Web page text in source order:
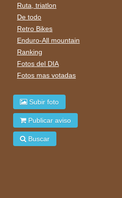
Ruta, triatlon
De todo
Retro Bikes
Enduro-All mountain
Ranking
Fotos del DIA
Fotos mas votadas
Subir foto
Publicar aviso
Buscar